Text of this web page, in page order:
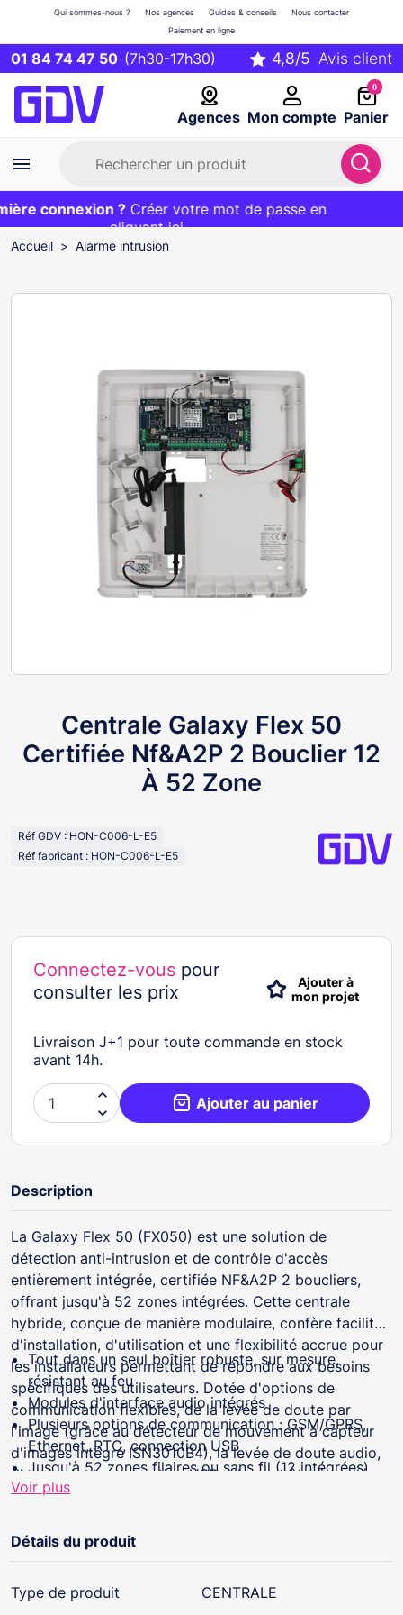
01 84 74 47 50 (7h30-17h30)
Agences Mon compte
Qui sommes-nous ? Nos agences Guides & conseils
Nous contacter
Paiement en ligne
0
Panier
Première commande ?20€ OFFERT sur votre panier
et livraison 24/48h gratuite avec le codeBIENVENUE
connexion ?Créer votre mot de passe en
cliquant ici
EXCLU WEB :
Accueil Alarme intrusion
Centrale Galaxy Flex 50
Certifiée Nf&A2P 2 Bouclier 12
À 52 Zone
Réf GDV : HON-C006-L-E5
Réf fabricant : HON-C006-L-E5
Connectez-vous pour
consulter les prix
Ajouter à
mon projet
Livraison J+1 pour toute commande en stock
avant 14h.

 Ajouter au panier
Description
La Galaxy Flex 50 (FX050) est une solution de
détection anti-intrusion et de contrôle d'accès
entièrement intégrée, certifiée NF&A2P 2 boucliers,
offrant jusqu'à 52 zones intégrées. Cette centrale
hybride, conçue de manière modulaire, confère facilité
d'installation, d'utilisation et une flexibilité accrue pour
les installateurs permettant de répondre aux besoins
spécifiques des utilisateurs. Dotée d'options de
communication flexibles, de la levée de doute par
l'image (grâce au détecteur de mouvement à capteur
d'images intégré ISN3010B4), la levée de doute audio,
d'un mode de connection USB, elle peut être installée
en quelques minutes et offre une solution complète
Tout dans un seul boîtier robuste, sur mesure,
résistant au feu
Modules d'interface audio intégrés
Plusieurs options de communication : GSM/GPRS,
Ethernet, RTC, connection USB
Jusqu'à 52 zones filaires ou sans fil (12 intégrées)
Jusqu'à 25 utilisateurs
4 contrôleurs d'accès (DCM) contrôlant 8 portes
Historique d'évènements : 500 (intrusion), 500
Jusqu'à 4 programmes hebdomadaires
Voir plus
Détails du produit
Type de produit CENTRALE